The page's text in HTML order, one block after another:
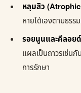
หลุมสิว
หายได้เองตามธรร
รอยนูนและคีลอย
แผลเป็นถาวรเช่น
การรักษา